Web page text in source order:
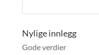
Nylige innlegg
Gode verdier